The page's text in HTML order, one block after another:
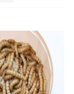
sorteren